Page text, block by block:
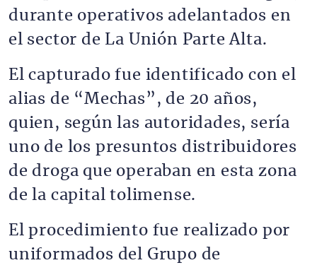
durante operativos adelantados en
el sector de La Unión Parte Alta.
El capturado fue identificado con el
alias de “Mechas”, de 20 años,
quien, según las autoridades, sería
uno de los presuntos distribuidores
de droga que operaban en esta zona
de la capital tolimense.
El procedimiento fue realizado por
uniformados del Grupo de